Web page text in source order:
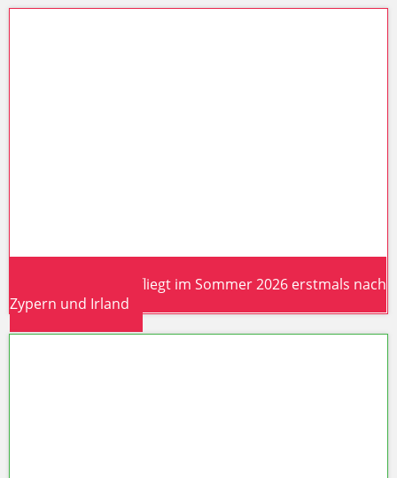
Discover Airlines fliegt im Sommer 2026 erstmals nach
Zypern und Irland